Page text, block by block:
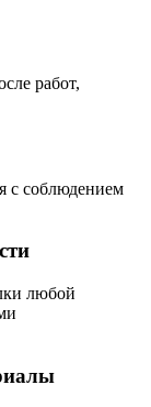
работ,
с соблюдением
любой